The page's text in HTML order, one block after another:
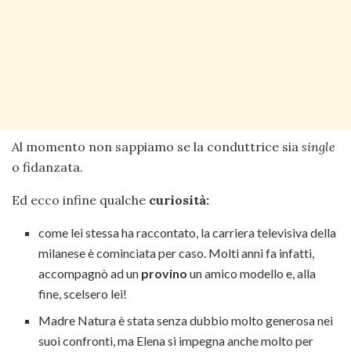
Al momento non sappiamo se la conduttrice sia single
o fidanzata.
Ed ecco infine qualche curiosità:
come lei stessa ha raccontato, la carriera televisiva della
milanese è cominciata per caso. Molti anni fa infatti,
accompagnò ad un provino un amico modello e, alla
fine, scelsero lei!
Madre Natura è stata senza dubbio molto generosa nei
suoi confronti, ma Elena si impegna anche molto per